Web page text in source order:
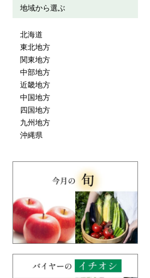
地域から選ぶ
北海道
東北地方
関東地方
中部地方
近畿地方
中国地方
四国地方
九州地方
沖縄県